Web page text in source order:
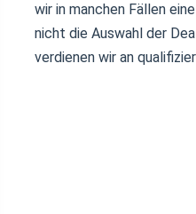
wir in manchen Fällen
nicht die Auswahl der
verdienen wir an